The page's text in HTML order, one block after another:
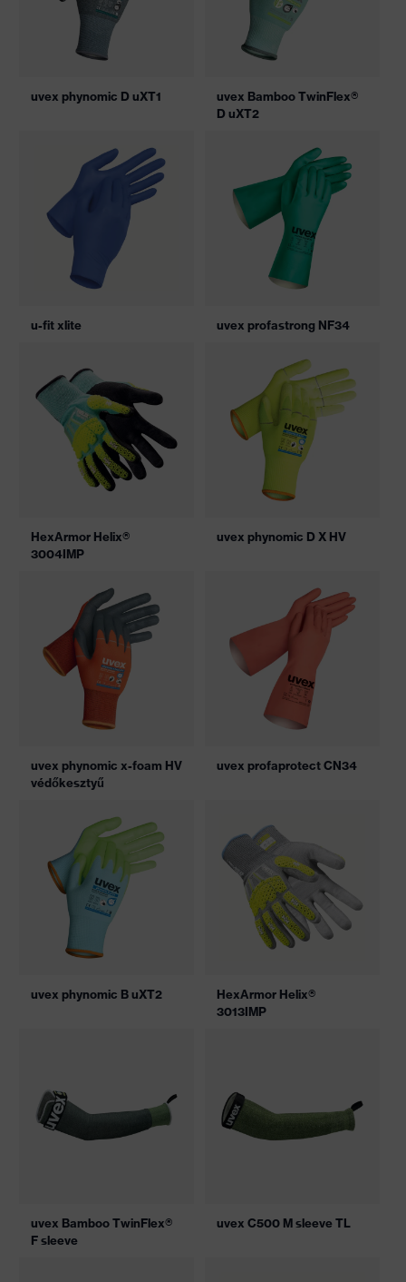
uvex phynomic D uXT1
uvex Bamboo TwinFlex®
D uXT2
u-fit xlite uvex profastrong NF34
HexArmor Helix®
3004IMP
uvex phynomic D X HV
uvex phynomic x-foam HV
védőkesztyű
uvex profaprotect CN34
uvex phynomic B uXT2
HexArmor Helix®
3013IMP
uvex Bamboo TwinFlex®
F sleeve
uvex C500 M sleeve TL